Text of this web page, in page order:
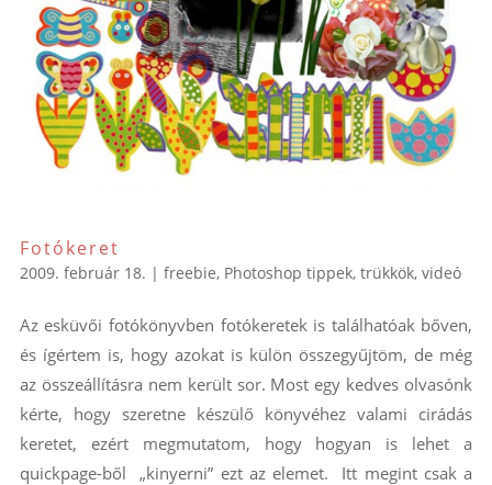
Fotókeret
2009. február 18. | freebie, Photoshop tippek, trükkök, videó
Az esküvői fotókönyvben fotókeretek is találhatóak bőven,
és ígértem is, hogy azokat is külön összegyűjtöm, de még
az összeállításra nem került sor. Most egy kedves olvasónk
kérte, hogy szeretne készülő könyvéhez valami cirádás
keretet, ezért megmutatom, hogy hogyan is lehet a
quickpage-ből „kinyerni” ezt az elemet. Itt megint csak a